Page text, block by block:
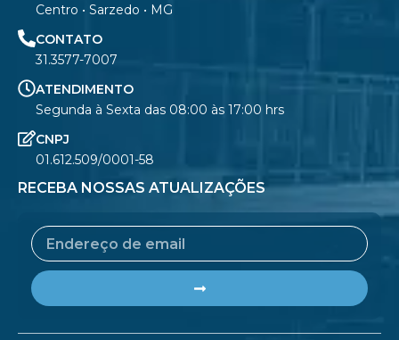
Centro • Sarzedo • MG
CONTATO
31.3577-7007
ATENDIMENTO
Segunda à Sexta das 08:00 às 17:00 hrs
CNPJ
01.612.509/0001-58
RECEBA NOSSAS ATUALIZAÇÕES
Email